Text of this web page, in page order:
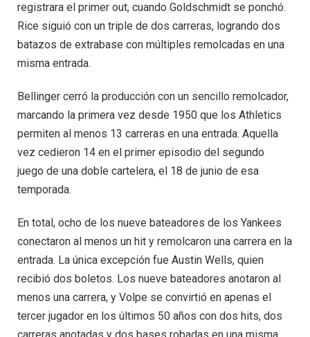
registrara el primer out, cuando Goldschmidt se ponchó.
Rice siguió con un triple de dos carreras, logrando dos
batazos de extrabase con múltiples remolcadas en una
misma entrada.
Bellinger cerró la producción con un sencillo remolcador,
marcando la primera vez desde 1950 que los Athletics
permiten al menos 13 carreras en una entrada. Aquella
vez cedieron 14 en el primer episodio del segundo
juego de una doble cartelera, el 18 de junio de esa
temporada.
En total, ocho de los nueve bateadores de los Yankees
conectaron al menos un hit y remolcaron una carrera en la
entrada. La única excepción fue Austin Wells, quien
recibió dos boletos. Los nueve bateadores anotaron al
menos una carrera, y Volpe se convirtió en apenas el
tercer jugador en los últimos 50 años con dos hits, dos